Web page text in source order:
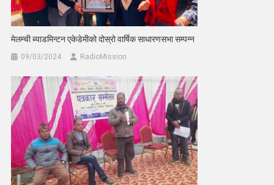
मेलम्ची ब्याडमिन्टन एकेडेमीको दोस्रो वार्षिक साधारणसभा सम्पन्न
09/03/2024 RadioMission